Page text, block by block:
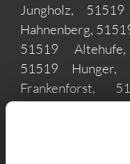
Jungholz,
Hahnenberg,
51519
51519 Hunger,
Frankenforst,
Menrath, 51467
51519 Scherf,